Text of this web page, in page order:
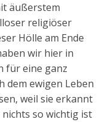
äußerstem
religiöser
Hölle am Ende
wir hier in
für eine ganz
dem ewigen Leben
weil sie erkannt
so wichtig ist